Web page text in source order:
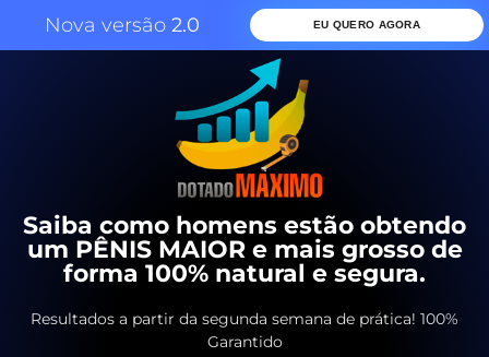
Nova versão 2.0 EU QUERO AGORA
Saiba como homens estão obtendo
um PÊNIS MAIOR e mais grosso de
forma 100% natural e segura.
Resultados a partir da segunda semana de prática! 100%
Garantido